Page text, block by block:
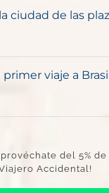
ciudad de las
viaje a
del 5%
Accidental!